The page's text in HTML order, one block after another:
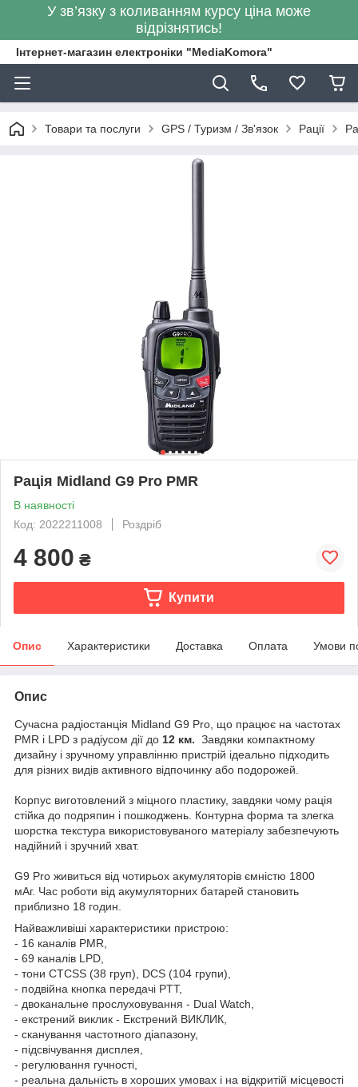
У зв’язку з коливанням курсу ціна може
відрізнятись!
Інтернет-магазин електроніки "MediaKomora"
Товари та послуги GPS / Туризм / Зв'язок Рації
Рація Midland G9 Pro PMR
В наявності
Код: 2022211008
Роздріб
4 800 ₴
Купити
Опис Характеристики Доставка Оплата Умови
Опис
Сучасна радіостанція Midland G9 Pro, що працює на частотах
PMR і LPD з радіусом дії до 12 км. Завдяки компактному
дизайну і зручному управлінню пристрій ідеально підходить
для різних видів активного відпочинку або подорожей.
Корпус виготовлений з міцного пластику, завдяки чому рація
стійка до подряпин і пошкоджень. Контурна форма та злегка
шорстка текстура використовуваного матеріалу забезпечують
надійний і зручний хват.
G9 Pro живиться від чотирьох акумуляторів ємністю 1800
мАг. Час роботи від акумуляторних батарей становить
приблизно 18 годин.
Найважливіші характеристики пристрою:
- 16 каналів PMR,
- 69 каналів LPD,
- тони CTCSS (38 груп), DCS (104 групи),
- подвійна кнопка передачі PTT,
- двоканальне прослуховування - Dual Watch,
- екстрений виклик - Екстрений ВИКЛИК,
- сканування частотного діапазону,
- підсвічування дисплея,
- регулювання гучності,
- реальна дальність в хороших умовах і на відкритій місцевості